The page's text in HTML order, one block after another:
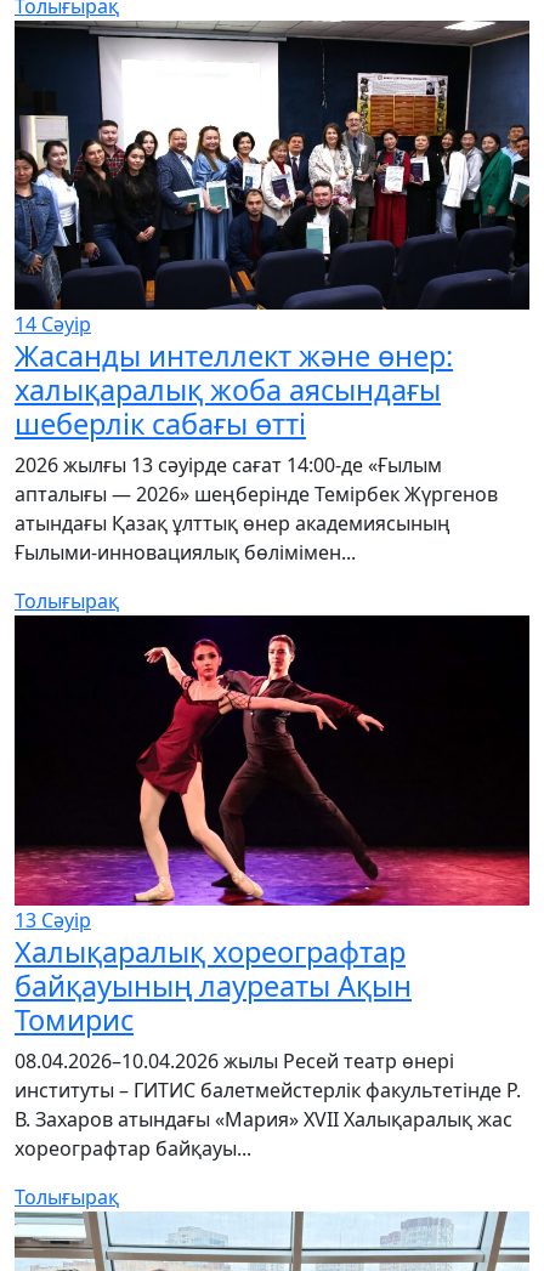
Толығырақ
14 Сәуір
Жасанды интеллект және өнер:
халықаралық жоба аясындағы
шеберлік сабағы өтті
2026 жылғы 13 сәуірде сағат 14:00-де «Ғылым
апталығы — 2026» шеңберінде Темірбек Жүргенов
атындағы Қазақ ұлттық өнер академиясының
Ғылыми-инновациялық бөлімімен...
Толығырақ
13 Сәуір
Халықаралық хореографтар
байқауының лауреаты Ақын
Томирис
08.04.2026–10.04.2026 жылы Ресей театр өнері
институты – ГИТИС балетмейстерлік факультетінде Р.
В. Захаров атындағы «Мария» XVII Халықаралық жас
хореографтар байқауы...
Толығырақ